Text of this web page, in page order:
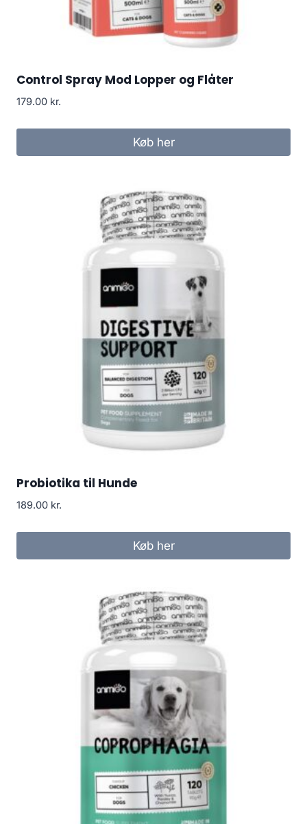
Control Spray Mod Lopper og Flåter
179.00 kr.
Køb her
Probiotika til Hunde
189.00 kr.
Køb her